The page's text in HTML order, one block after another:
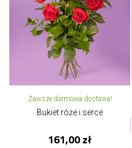
Zawsze darmowa dostawa!
Bukiet róże i serce
161,00 zł